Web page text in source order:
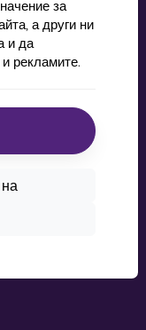
за
а други ни
и да
рекламите.